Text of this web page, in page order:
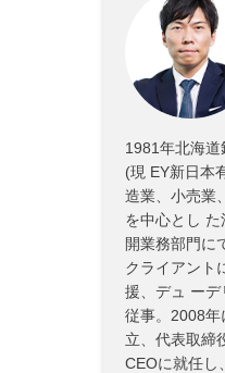
1981年北海道
(現 EY新日本
造業、小売業
を中心とし
開業務部門に
クライアント
援、デュ ーデ
従事。2008年
立、代表取締
CEOに就任し